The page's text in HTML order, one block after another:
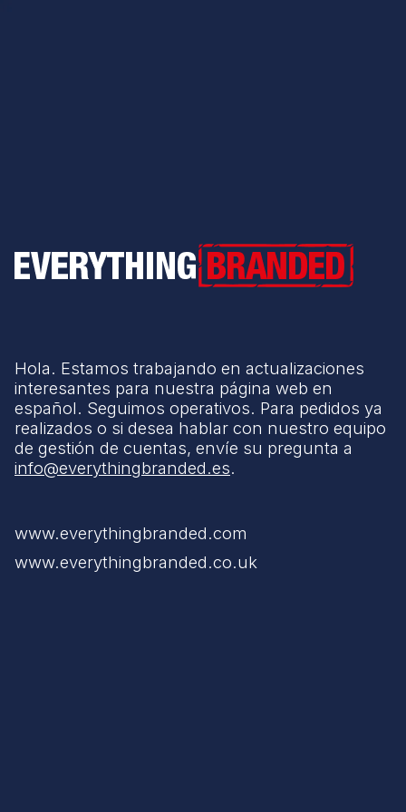
Everything Branded
Hola. Estamos trabajando en actualizaciones
interesantes para nuestra página web en
español. Seguimos operativos. Para pedidos ya
realizados o si desea hablar con nuestro equipo
de gestión de cuentas, envíe su pregunta a
info@everythingbranded.es.
www.everythingbranded.com
www.everythingbranded.co.uk